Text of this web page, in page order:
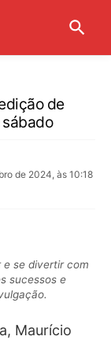
de
sábado
de 2024, às 10:18
e se divertir com
sucessos e
Maurício